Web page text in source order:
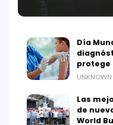
Día
protege
UNKNOWN
Las
de
World